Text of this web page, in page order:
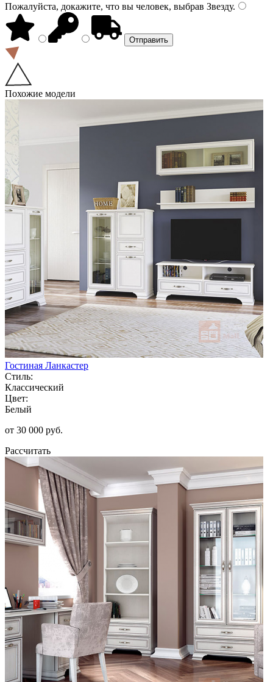
Пожалуйста, докажите, что вы человек, выбрав Звезду.
Похожие модели
Гостиная Ланкастер
Стиль:
Классический
Цвет:
Белый
от 30 000 руб.
Рассчитать